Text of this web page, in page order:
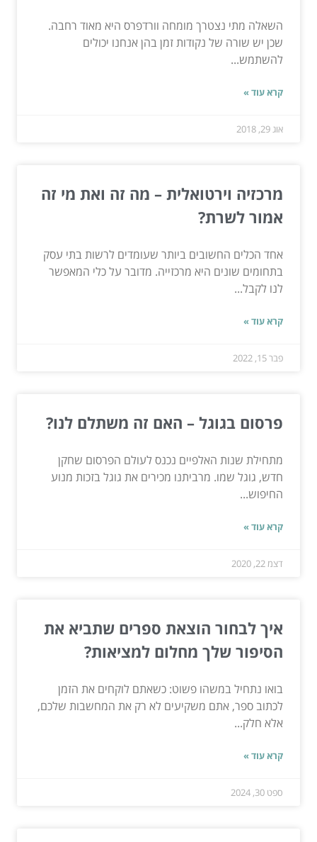
השאלה מתי נצטרך מומחה וורדפרס היא מאוד רחבה.
שכן יש שורה של נקודות זמן בהן אנחנו יכולים
להשתמש...
קרא עוד »
אוג 29, 2018
מרכזיה וירטואלית – מה זה ואת מי זה
אמור לשרת?
אחד הכלים החשובים ביותר שעומדים לרשות בתי עסק
בתחומים שונים היא מרכזייה. מדובר על כלי המאפשר
לנו לקבל...
קרא עוד »
פבר 15, 2022
פרסום בגוגל – האם זה משתלם לנו?
מתחילת שנות האלפיים נכנס לעולם הפרסום שחקן
חדש, גוגל שמו. מרביתנו מכירים את גוגל בזכות מנוע
החיפוש...
קרא עוד »
דצמ 22, 2020
איך לבחור הוצאת ספרים שתביא את
הסיפור שלך מחלום למציאות?
בואו נתחיל במשהו פשוט: כשאתם לוקחים את הזמן
לכתוב ספר, אתם משקיעים לא רק את המחשבות שלכם,
אלא חלק...
קרא עוד »
ספט 30, 2024